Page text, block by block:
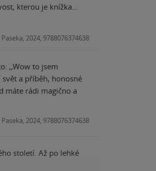
kterou je knížka
2024, 9788076374638
,,Wow to jsem
2024, 9788076374638
století. Až po lehké